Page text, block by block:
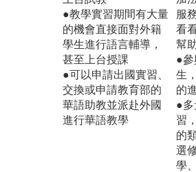
●教學實習期間有大量
的機會直接面對外籍
學生進行語言輔導，
甚至上台授課
●可以申請出國實習、
交換或申請教育部的
華語助教並派赴外國
進行華語教學
服
看
幫
●參
生
的
●多
習
的
選
學